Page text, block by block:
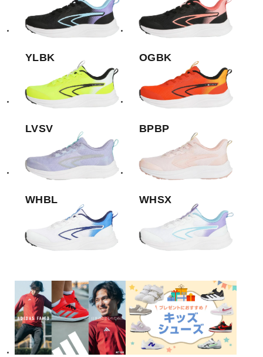
YLBK OGBK
LVSV BPBP
WHBL WHSX